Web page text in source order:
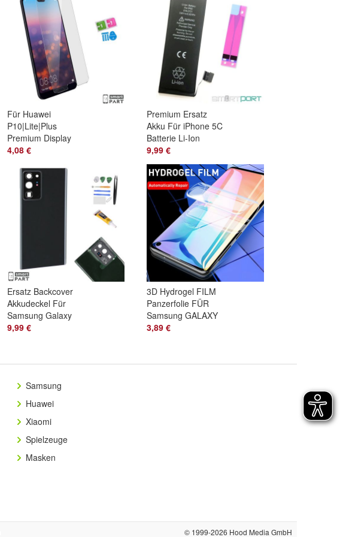
Für Huawei
P10|Lite|Plus
Premium Display
Schutzglas 9H
Dünn
4,08 €
Premium Ersatz
Akku Für iPhone 5C
Batterie Li-Ion
1510mAh Akü + Pad
Vormontiert
9,99 €
Ersatz Backcover
Akkudeckel Für
Samsung Galaxy
Note 20Ultra
9,99 €
3D Hydrogel FILM
Panzerfolie FÜR
Samsung GALAXY
S8|S9 Display
3,89 €
Samsung
Huawei
Xiaomi
Spielzeuge
Masken
© 1999-2026 Hood Media GmbH